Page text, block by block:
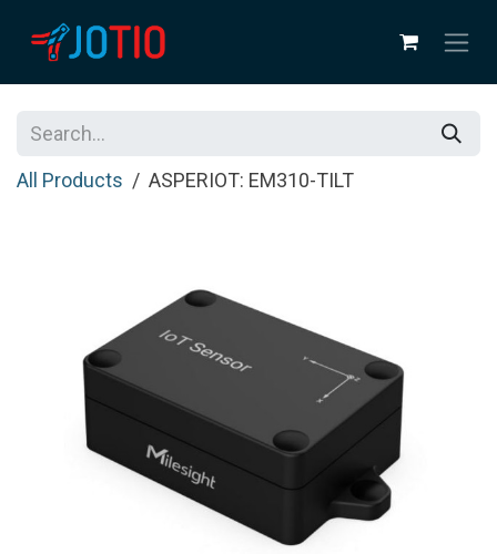
All Products ASPERIOT: EM310-TILT